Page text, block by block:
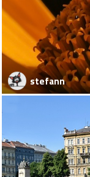
stefann